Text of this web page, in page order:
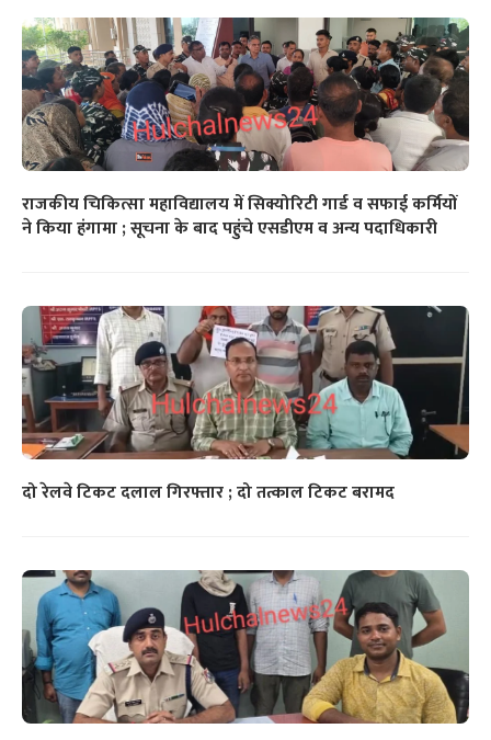
राजकीय चिकित्सा महाविद्यालय में सिक्योरिटी गार्ड व सफाई कर्मियों
ने किया हंगामा ; सूचना के बाद पहुंचे एसडीएम व अन्य पदाधिकारी
दो रेलवे टिकट दलाल गिरफ्तार ; दो तत्काल टिकट बरामद